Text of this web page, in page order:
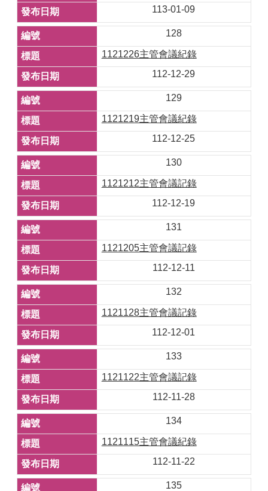
113-01-09
128
1121226主管會議紀錄
112-12-29
129
1121219主管會議紀錄
112-12-25
130
1121212主管會議記錄
112-12-19
131
1121205主管會議記錄
112-12-11
132
1121128主管會議記錄
112-12-01
133
1121122主管會議記錄
112-11-28
134
1121115主管會議紀錄
112-11-22
135